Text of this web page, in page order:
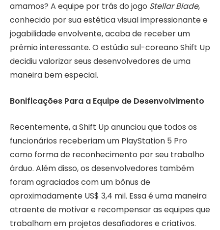
amamos? A equipe por trás do jogo Stellar Blade,
conhecido por sua estética visual impressionante e
jogabilidade envolvente, acaba de receber um
prêmio interessante. O estúdio sul-coreano Shift Up
decidiu valorizar seus desenvolvedores de uma
maneira bem especial.
Bonificações Para a Equipe de Desenvolvimento
Recentemente, a Shift Up anunciou que todos os
funcionários receberiam um PlayStation 5 Pro
como forma de reconhecimento por seu trabalho
árduo. Além disso, os desenvolvedores também
foram agraciados com um bônus de
aproximadamente US$ 3,4 mil. Essa é uma maneira
atraente de motivar e recompensar as equipes que
trabalham em projetos desafiadores e criativos.